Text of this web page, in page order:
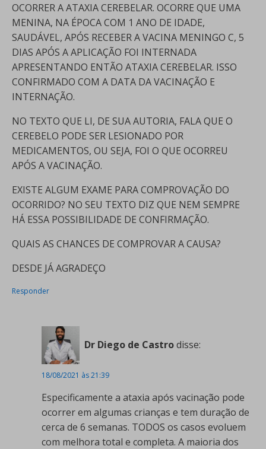
OCORRER A ATAXIA CEREBELAR. OCORRE QUE UMA
MENINA, NA ÉPOCA COM 1 ANO DE IDADE,
SAUDÁVEL, APÓS RECEBER A VACINA MENINGO C, 5
DIAS APÓS A APLICAÇÃO FOI INTERNADA
APRESENTANDO ENTÃO ATAXIA CEREBELAR. ISSO
CONFIRMADO COM A DATA DA VACINAÇÃO E
INTERNAÇÃO.
NO TEXTO QUE LI, DE SUA AUTORIA, FALA QUE O
CEREBELO PODE SER LESIONADO POR
MEDICAMENTOS, OU SEJA, FOI O QUE OCORREU
APÓS A VACINAÇÃO.
EXISTE ALGUM EXAME PARA COMPROVAÇÃO DO
OCORRIDO? NO SEU TEXTO DIZ QUE NEM SEMPRE
HÁ ESSA POSSIBILIDADE DE CONFIRMAÇÃO.
QUAIS AS CHANCES DE COMPROVAR A CAUSA?
DESDE JÁ AGRADEÇO
Responder
Dr Diego de Castrodisse:
18/08/2021 às 21:39
Especificamente a ataxia após vacinação pode
ocorrer em algumas crianças e tem duração de
cerca de 6 semanas. TODOS os casos evoluem
com melhora total e completa. A maioria dos